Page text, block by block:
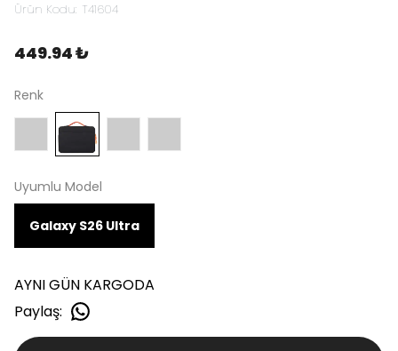
Ürün Kodu: T41604
449.94 ₺
Renk
Uyumlu Model
Galaxy S26 Ultra
AYNI GÜN KARGODA
Paylaş: